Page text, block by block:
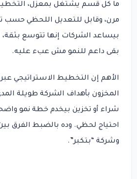
ما كل قسم يشتغل بمعزل،
مرن، وقابل للتعديل اللحظي حسب
بيساعد الشركات إنها تتوسع بثقة،
بقى داعم للنمو مش عبء عليه.
المخزون بأهداف الشركة طويلة
شراء أو تخزين بيخدم خطة نمو
احتياج لحظي. وده بالضبط الفرق
وشركة “بتكبر”.